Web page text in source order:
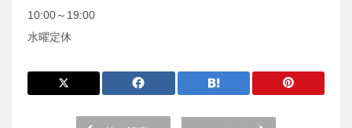
10:00～19:00
水曜定休